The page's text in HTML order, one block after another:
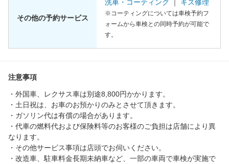
その他の予約サービス
洗車・コーティング キズ修理
※コーティングについては車検予約フ
ォームから車検との同時予約が可能で
す。
注意事項
・外国車、レクサス車は別途8,800円かかります。
・土日祝は、お車のお預かりのみとさせて頂きます。
・ガソリン代は有償の場合があります。
・代車の燃料代および保険料等のお客様のご負担は店舗により異
なります。
・その他サービス事項は店頭でお伺いください。
・改造車、駐車料金長期未納車など、一部の車両で車検が実施で